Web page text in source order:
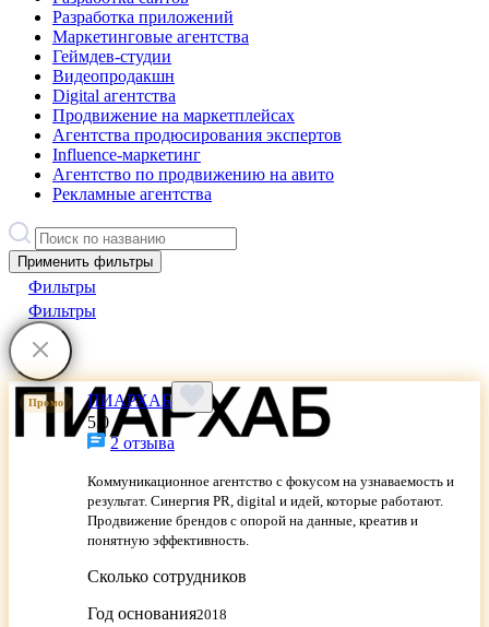
Разработка приложений
Маркетинговые агентства
Геймдев-студии
Видеопродакшн
Digital агентства
Продвижение на маркетплейсах
Агентства продюсирования экспертов
Influence-маркетинг
Агентство по продвижению на авито
Рекламные агентства
Применить фильтры
Фильтры
Фильтры
Промо
ПИАРХАБ
5.0
2 отзыва
Коммуникационное агентство с фокусом на узнаваемость и
результат. Синергия PR, digital и идей, которые работают.
Продвижение брендов с опорой на данные, креатив и
понятную эффективность.
Сколько сотрудников
Год основания2018